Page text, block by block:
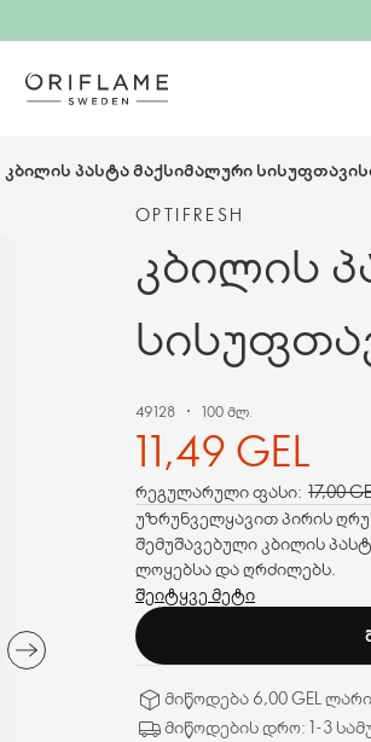
კბილის პასტა მაქსიმალური
OPTIFRESH
კბილის
49128 100 მლ.
11,49 GEL
რეგულარული ფასი: 17,00
უზრუნველყავით პირის
შემუშავებული კბილის
ლოყებსა და ღრძილებს.
შეიტყვე მეტი
მიწოდება 6,00 GEL
მიწოდების დრო: 1-3